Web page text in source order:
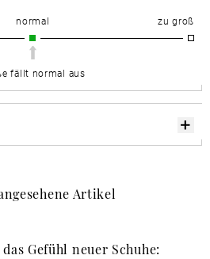
normal zu groß
fällt normal aus
Artikel
Gefühl neuer Schuhe: